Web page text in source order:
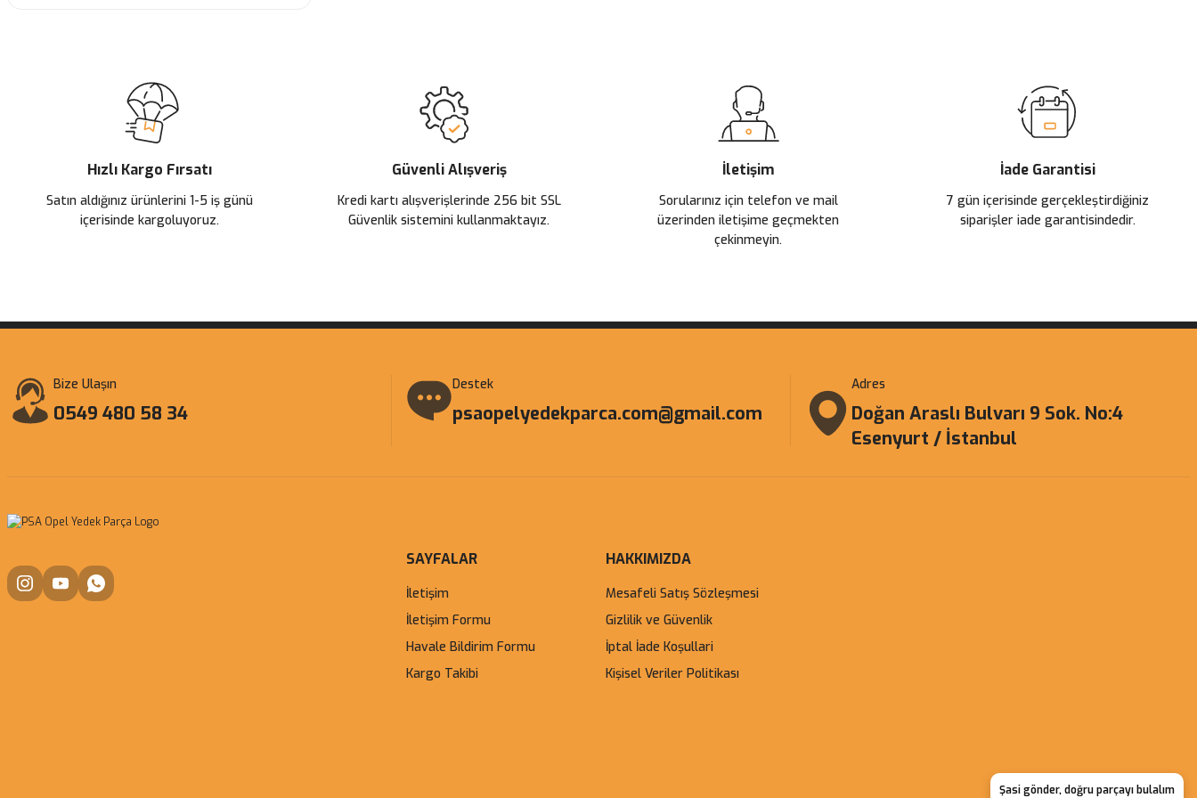
Hızlı Kargo Fırsatı
Satın aldığınız ürünlerini 1-5 iş günü
içerisinde kargoluyoruz.
Güvenli Alışveriş
Kredi kartı alışverişlerinde 256 bit SSL
Güvenlik sistemini kullanmaktayız.
İletişim
Sorularınız için telefon ve mail
üzerinden iletişime geçmekten
çekinmeyin.
İade Garantisi
7 gün içerisinde gerçekleştirdiğiniz
siparişler iade garantisindedir.
Bize Ulaşın
0549 480 58 34
Destek
psaopelyedekparca.com@gmail.com
Adres
Doğan Araslı Bulvarı 9 Sok. No:4
Esenyurt / İstanbul
Şasi gönder, doğru parçayı bulalım
SAYFALAR
İletişim
İletişim Formu
Havale Bildirim Formu
Kargo Takibi
HAKKIMIZDA
Mesafeli Satış Sözleşmesi
Gizlilik ve Güvenlik
İptal İade Koşullari
Kişisel Veriler Politikası